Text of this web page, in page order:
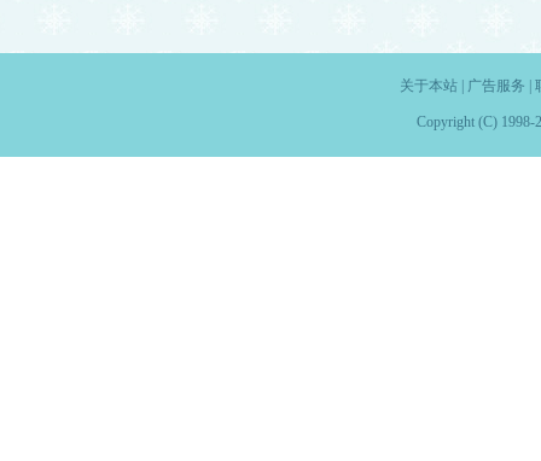
关于本站| 广告服务
Copyright (C) 1998-